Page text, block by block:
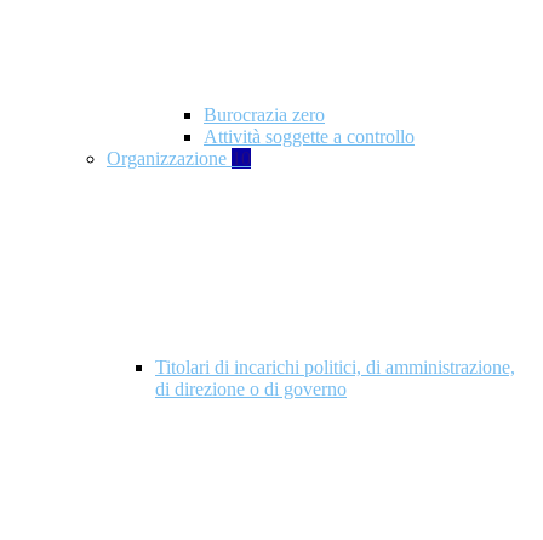
Burocrazia zero
Attività soggette a controllo
Organizzazione 10
Titolari di incarichi politici, di amministrazione,
di direzione o di governo